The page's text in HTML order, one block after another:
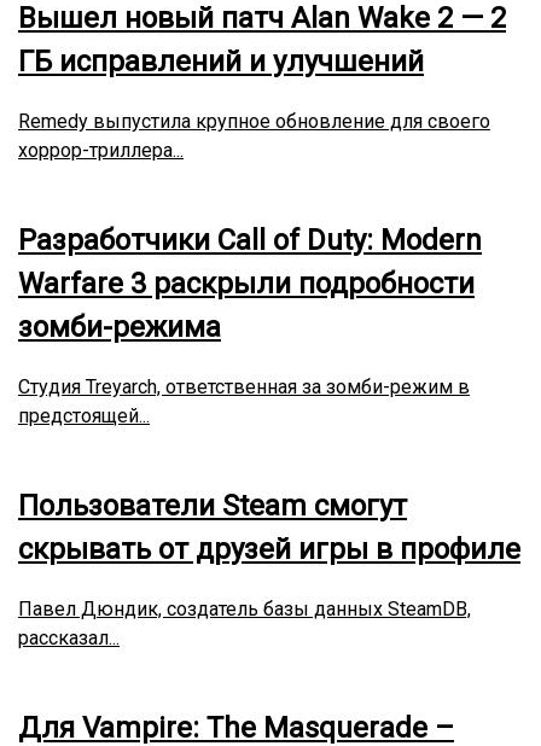
Вышел новый патч Alan Wake 2 — 2
ГБ исправлений и улучшений
Remedy выпустила крупное обновление для своего
хоррор-триллера...
Разработчики Call of Duty: Modern
Warfare 3 раскрыли подробности
зомби-режима
Студия Treyarch, ответственная за зомби-режим в
предстоящей...
Пользователи Steam смогут
скрывать от друзей игры в профиле
Павел Дюндик, создатель базы данных SteamDB,
рассказал...
Для Vampire: The Masquerade –